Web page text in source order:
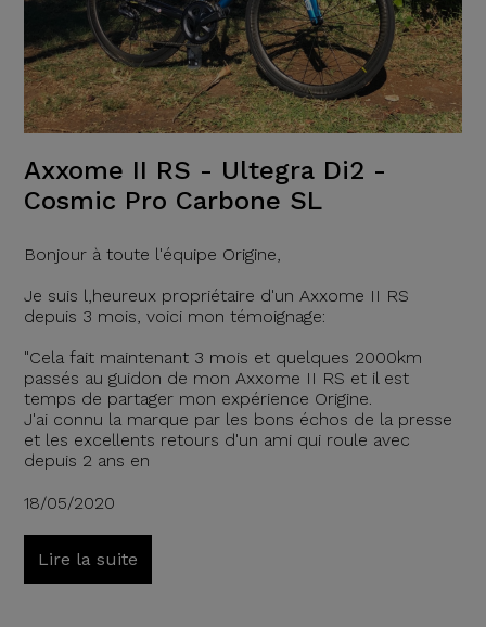
Axxome II RS - Ultegra Di2 -
Cosmic Pro Carbone SL
Bonjour à toute l'équipe Origine,
Je suis l,heureux propriétaire d'un Axxome II RS
depuis 3 mois, voici mon témoignage:
"Cela fait maintenant 3 mois et quelques 2000km
passés au guidon de mon Axxome II RS et il est
temps de partager mon expérience Origine.
J'ai connu la marque par les bons échos de la presse
et les excellents retours d'un ami qui roule avec
depuis 2 ans en
18/05/2020
Lire la suite